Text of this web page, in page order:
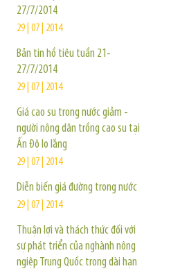
27/7/2014
29 | 07 | 2014
Bản tin hồ tiêu tuần 21-
27/7/2014
29 | 07 | 2014
Giá cao su trong nước giảm -
người nông dân trồng cao su tại
Ấn Độ lo lắng
29 | 07 | 2014
Diễn biến giá đường trong nước
29 | 07 | 2014
Thuận lợi và thách thức đối với
sự phát triển của nghành nông
ngiệp Trung Quốc trong dài hạn